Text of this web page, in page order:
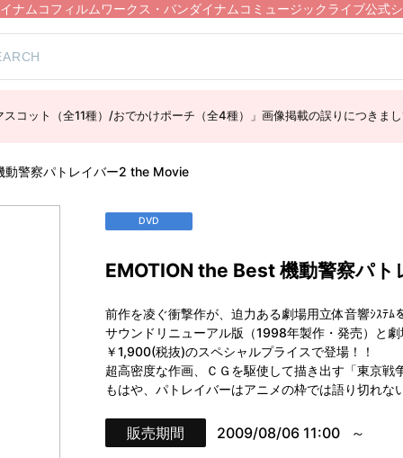
ナムコフィルムワークス・バンダイナムコミュージックライブ公式
コット（全11種）/おでかけポーチ（全4種）」画像掲載の誤りにつきま
動警察パトレイバー2 the Movie
DVD
EMOTION the Best 機動警察パ
前作を凌ぐ衝撃作が、迫力ある劇場用立体音響ｼｽﾃﾑ
サウンドリニューアル版（1998年製作・発売）と
￥1,900(税抜)のスペシャルプライスで登場！！
超高密度な作画、ＣＧを駆使して描き出す「東京戦
もはや、パトレイバーはアニメの枠では語り切れな
販売期間 2009/08/06 11:00